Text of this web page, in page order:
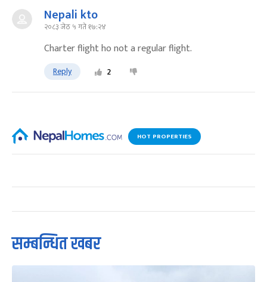
Nepali kto
२०८३ जेठ ५ गते १७:२४
Charter flight ho not a regular flight.
Reply 2
HOT PROPERTIES
सम्बन्धित खबर